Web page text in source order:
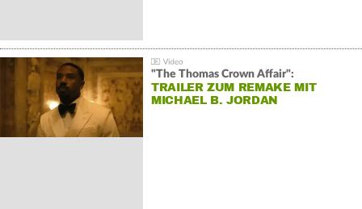
"The Thomas Crown Affair":
TRAILER ZUM REMAKE MIT
MICHAEL B. JORDAN